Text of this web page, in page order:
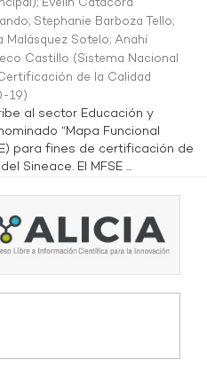
; Stephanie Barboza Tello;
Malásquez Sotelo; Anahí
Castillo (Sistema Nacional
de la Calidad
19)
al sector Educación y
“Mapa Funcional
para fines de certificación de
Sineace. El MFSE ...
la